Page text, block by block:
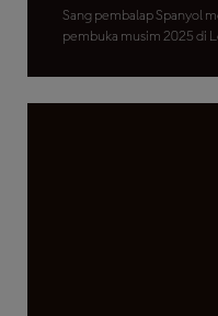
Sang pembalap Spanyol
pembuka musim 2025 di